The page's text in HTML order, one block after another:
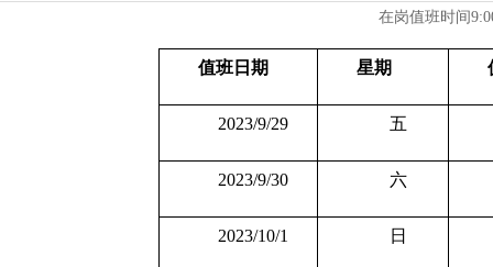
在岗值班时间
值班日期 星期
2023/9/29 五
2023/9/30 六
2023/10/1 日